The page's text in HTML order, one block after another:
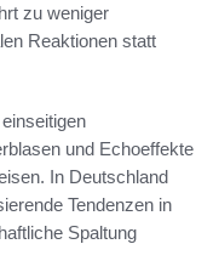
zu weniger
Reaktionen statt
und Echoeffekte
In Deutschland
Tendenzen in
Spaltung